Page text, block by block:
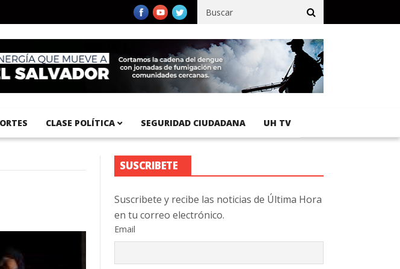
Aeropuerto Internacional del Pacífico registra 92 % de avance en obras de terracería
CLASE POLÍTICA SEGURIDAD CIUDADANA UH TV
SUSCRIBETE
Suscribete y recibe las noticias de Última Hora
en tu correo electrónico.
Email